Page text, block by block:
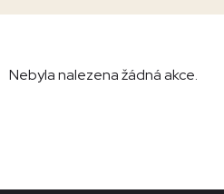
Nebyla nalezena žádná akce.